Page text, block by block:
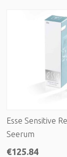
Esse Sensitive
Seerum
€125.84